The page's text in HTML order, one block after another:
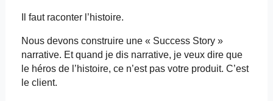
Il faut raconter l’histoire.
Nous devons construire une « SuccessStory »
narrative. Et quand je dis narrative, je veux dire que
le héros de l’histoire, ce n’est pas votre produit. C’est
le client.